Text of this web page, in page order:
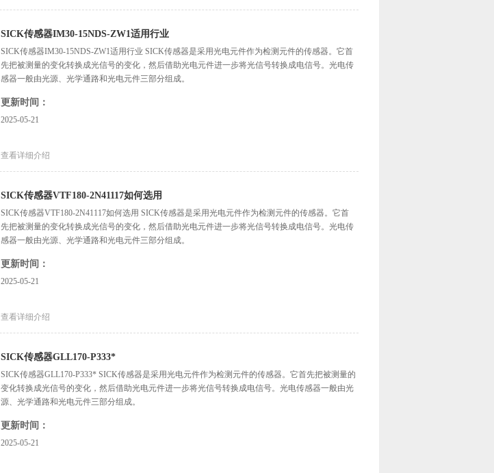
SICK传感器IM30-15NDS-ZW1适用行业
SICK传感器IM30-15NDS-ZW1适用行业 SICK传感器是采用光电元件作为检测元件的传感器。它首
先把被测量的变化转换成光信号的变化，然后借助光电元件进一步将光信号转换成电信号。光电传
感器一般由光源、光学通路和光电元件三部分组成。
更新时间：
2025-05-21
查看详细介绍
SICK传感器VTF180-2N41117如何选用
SICK传感器VTF180-2N41117如何选用 SICK传感器是采用光电元件作为检测元件的传感器。它首
先把被测量的变化转换成光信号的变化，然后借助光电元件进一步将光信号转换成电信号。光电传
感器一般由光源、光学通路和光电元件三部分组成。
更新时间：
2025-05-21
查看详细介绍
SICK传感器GLL170-P333*
SICK传感器GLL170-P333* SICK传感器是采用光电元件作为检测元件的传感器。它首先把被测量的
变化转换成光信号的变化，然后借助光电元件进一步将光信号转换成电信号。光电传感器一般由光
源、光学通路和光电元件三部分组成。
更新时间：
2025-05-21